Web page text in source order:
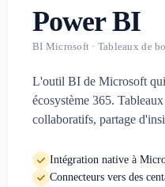
Power BI
BI Microsoft · Tableaux de
L'outil BI de Microsoft
écosystème 365.
collaboratifs, partage
Intégration native à
Connecteurs vers des